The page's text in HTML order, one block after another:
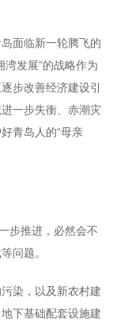
面临新一轮腾飞的
湾发展”的战略作为
步改善经济建设引
一步失衡、赤潮灾
青岛人的“母亲
步推进，必然会不
问题。
染，以及新农村建
下基础配套设施建